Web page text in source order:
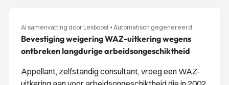
AI samenvatting door Lexboost • Automatisch gegenereerd
Bevestiging weigering WAZ-uitkering wegens
ontbreken langdurige arbeidsongeschiktheid
Appellant, zelfstandig consultant, vroeg een WAZ-